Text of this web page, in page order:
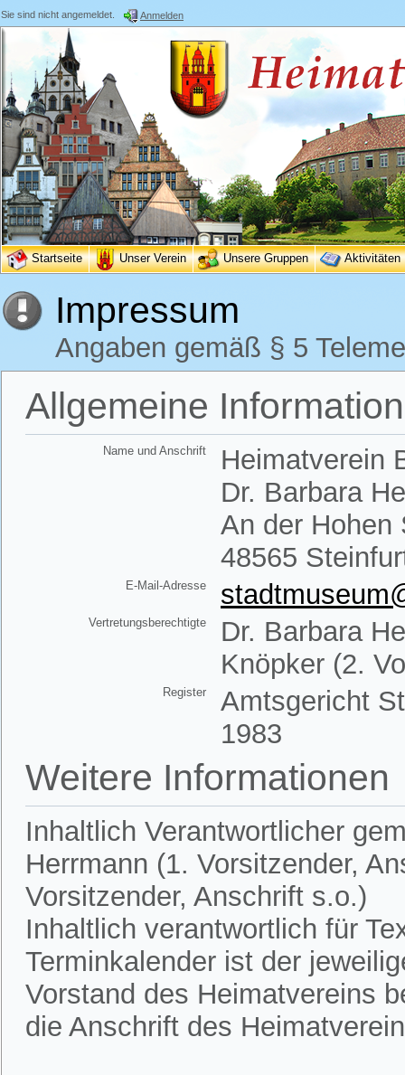
Sie sind nicht angemeldet. Anmelden
Startseite Unser Verein Unsere Gruppen Aktivitäten
Impressum
Angaben gemäß § 5
Allgemeine
Name und Anschrift
Heimatverein
Dr. Barbara
An der Hohen
48565
E-Mail-Adresse
Vertretungsberechtigte
Dr. Barbara
Knöpker (2.
Register
Amtsgericht
1983
Weitere Informationen
Inhaltlich Verantwortlicher
Herrmann (1. Vorsitzender,
Vorsitzender, Anschrift s.o.)
Inhaltlich verantwortlich für
Terminkalender ist der
Vorstand des Heimatvereins
die Anschrift des